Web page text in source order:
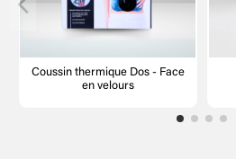
Coussin thermique Dos - Face
en velours